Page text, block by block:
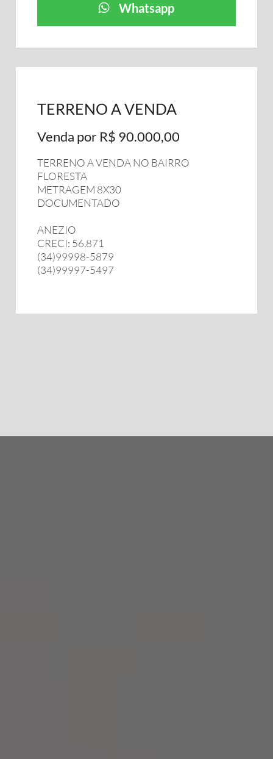
Whatsapp
TERRENO A VENDA
Venda por R$ 90.000,00
TERRENO A VENDA NO BAIRRO
FLORESTA
METRAGEM 8X30
DOCUMENTADO
ANEZIO
CRECI: 56.871
(34)99998-5879
(34)99997-5497